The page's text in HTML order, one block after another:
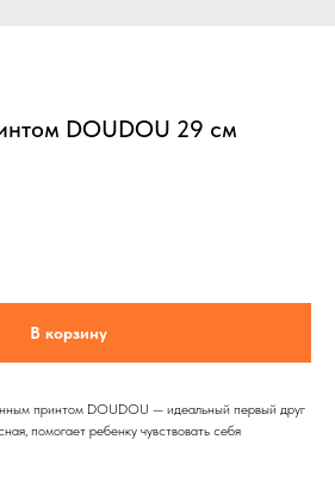
DOUDOU 29 см
В корзину
принтом DOUDOU — идеальный первый друг
помогает ребенку чувствовать себя